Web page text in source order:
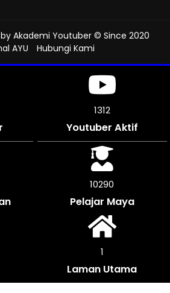
Akademi Youtuber © Since 2020
AYU
Hubungi Kami
1312
Youtuber Aktif
10290
Pelajar Maya
1
Laman Utama